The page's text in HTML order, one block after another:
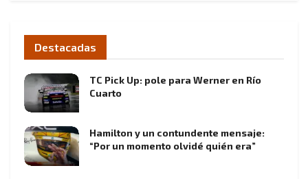
Destacadas
TC Pick Up: pole para Werner en Río
Cuarto
Hamilton y un contundente mensaje:
“Por un momento olvidé quién era”